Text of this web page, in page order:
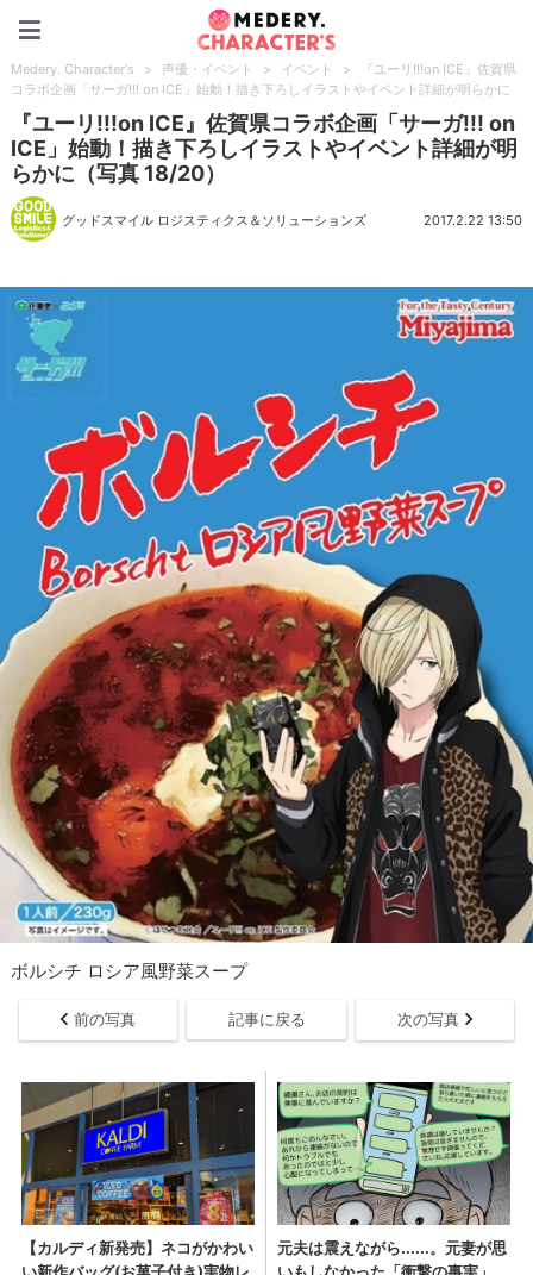
Medery. Character's > 声優・イベント > イベント >
『ユーリ!!!on ICE』佐賀県
コラボ企画「サーガ!!! on ICE」始動！描き下ろしイラストやイベント詳細が明らかに
『ユーリ!!!on ICE』佐賀県コラボ企画「サーガ!!! on
ICE」始動！描き下ろしイラストやイベント詳細が明
らかに（写真 18/20）
グッドスマイル ロジスティクス＆ソリューションズ 2017.2.22 13:50
ボルシチ ロシア風野菜スープ
前の写真 記事に戻る 次の写真